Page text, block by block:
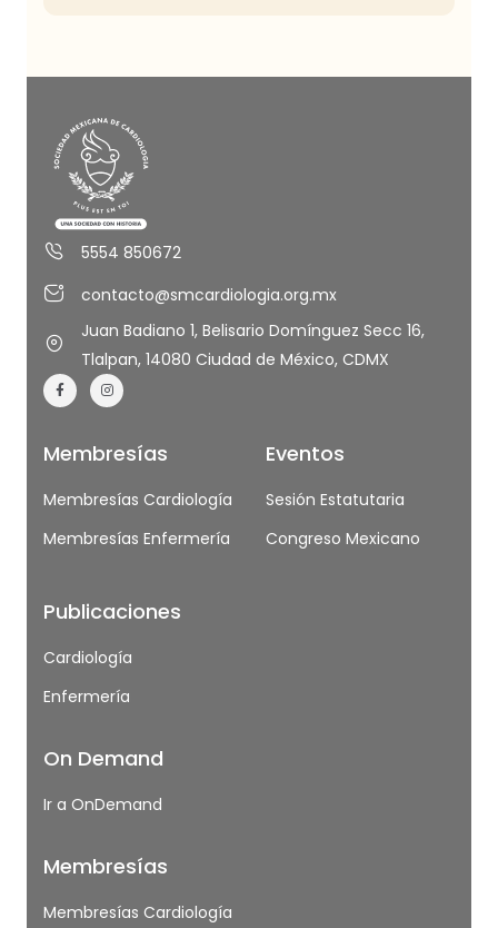
5554 850672
contacto@smcardiologia.org.mx
Juan Badiano 1, Belisario Domínguez Secc 16,
Tlalpan, 14080 Ciudad de México, CDMX
Membresías
Membresías Cardiología
Membresías Enfermería
Publicaciones
Cardiología
Enfermería
Eventos
Sesión Estatutaria
Congreso Mexicano
On Demand
Ir a OnDemand
Membresías
Membresías Cardiología